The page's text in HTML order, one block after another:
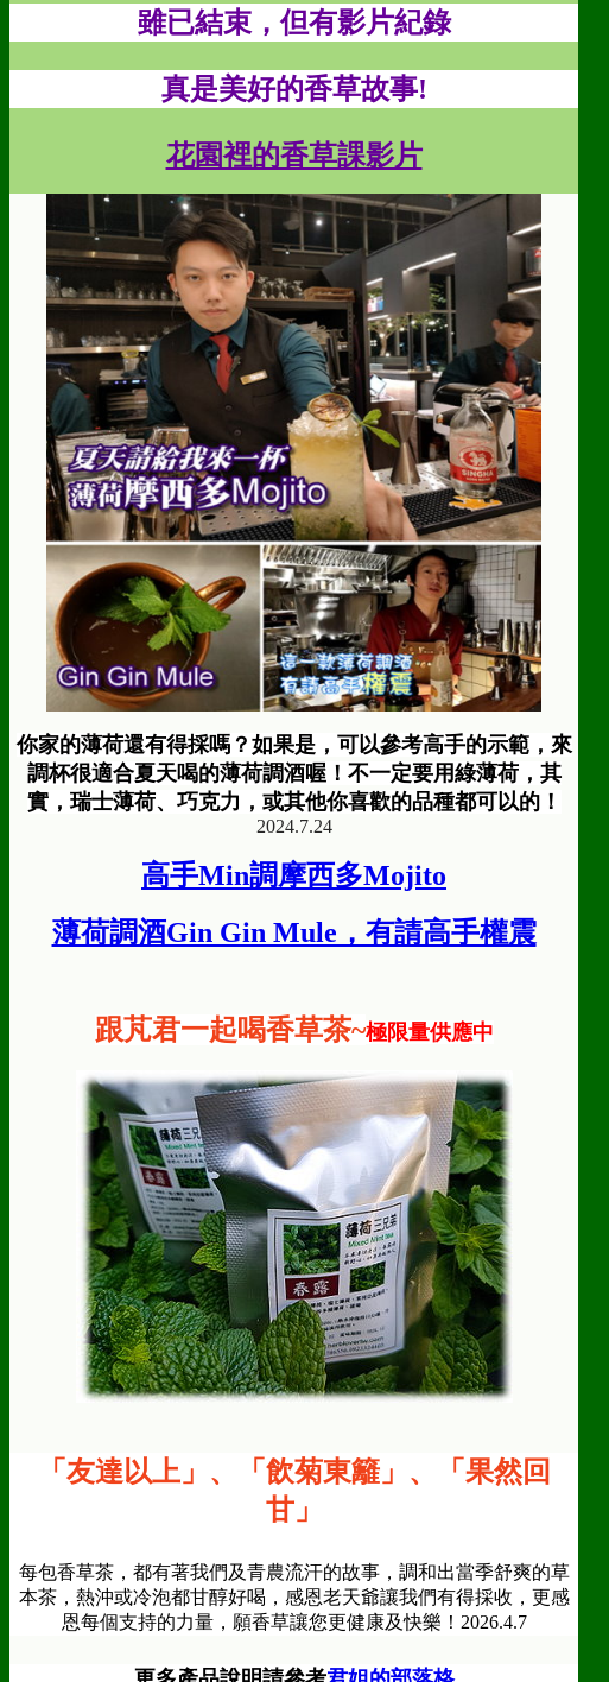
雖已結束，但有影片紀錄
真是美好的香草故事!
花園裡的香草課影片
你家的薄荷還有得採嗎？如果是，可以參考高手的示範，來
調杯很適合夏天喝的薄荷調酒喔！不一定要用綠薄荷，其
實，瑞士薄荷、巧克力，或其他你喜歡的品種都可以的！
2024.7.24
高手Min調摩西多Mojito
薄荷調酒Gin Gin Mule，有請高手權震
跟芃君一起喝香草茶~極限量供應中
「友達以上」 、 「飲菊東籬」、
「果然回
甘」
每包香草茶，都有著我們及青農流汗的故事，調和出當季舒爽的草
本茶，熱沖或冷泡都甘醇好喝，感恩老天爺讓我們有得採收，更感
恩每個支持的力量，願香草讓您更健康及快樂！2026.4.7